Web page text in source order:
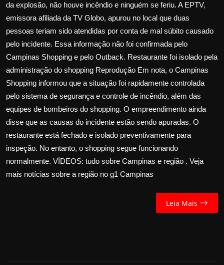
da explosão, não houve incêndio e ninguém se feriu. A EPTV,
emissora afiliada da TV Globo, apurou no local que duas
pessoas teriam sido atendidas por conta de mal súbito causado
pelo incidente. Essa informação não foi confirmada pelo
Campinas Shopping e pelo Outback. Restaurante foi isolado pela
administração do shopping Reprodução Em nota, o Campinas
Shopping informou que a situação foi rapidamente controlada
pelo sistema de segurança e controle de incêndio, além das
equipes de bombeiros do shopping. O empreendimento ainda
disse que as causas do incidente estão sendo apuradas. O
restaurante está fechado e isolado preventivamente para
inspeção. No entanto, o shopping segue funcionando
normalmente. VÍDEOS: tudo sobre Campinas e região . Veja
mais notícias sobre a região no g1 Campinas
Leia Mais